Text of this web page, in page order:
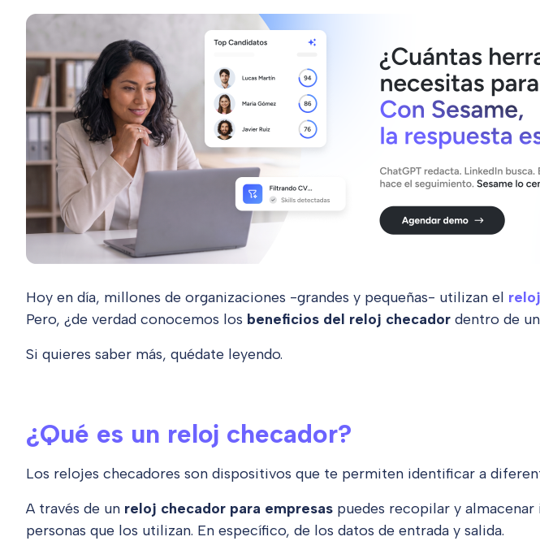
Hoy en día, millones de organizaciones -grandes y pequeñas- utilizan el
Pero, ¿de verdad conocemos los beneficios del reloj checador dentro de
Si quieres saber más, quédate leyendo.
¿Qué es un reloj checador?
Los relojes checadores son dispositivos que te permiten identificar a
A través de un reloj checador para empresas puedes recopilar y
personas que los utilizan. En específico, de los datos de entrada y salida.